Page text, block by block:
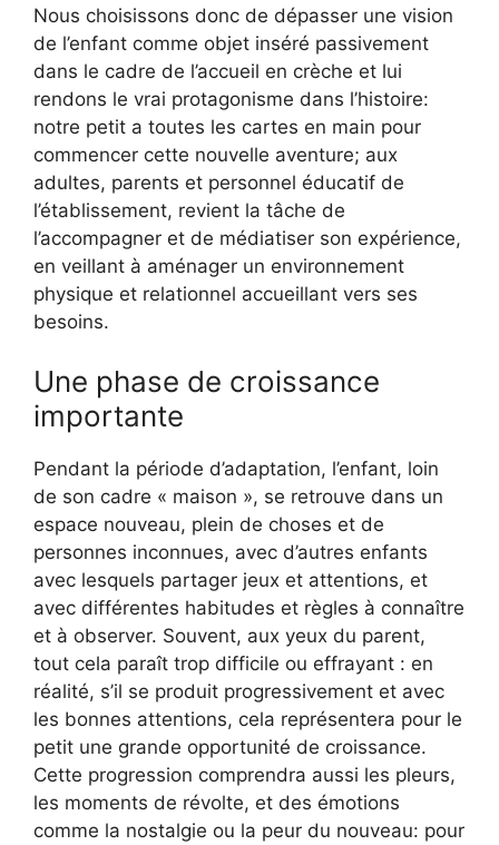
Nous choisissons donc de dépasser une vision
de l’enfant comme objet inséré passivement
dans le cadre de l’accueil en crèche et lui
rendons le vrai protagonisme dans l’histoire:
notre petit a toutes les cartes en main pour
commencer cette nouvelle aventure; aux
adultes, parents et personnel éducatif de
l’établissement, revient la tâche de
l’accompagner et de médiatiser son expérience,
en veillant à aménager un environnement
physique et relationnel accueillant vers ses
besoins.
Une phase de croissance
importante
Pendant la période d’adaptation, l’enfant, loin
de son cadre « maison », se retrouve dans un
espace nouveau, plein de choses et de
personnes inconnues, avec d’autres enfants
avec lesquels partager jeux et attentions, et
avec différentes habitudes et règles à connaître
et à observer. Souvent, aux yeux du parent,
tout cela paraît trop difficile ou effrayant : en
réalité, s’il se produit progressivement et avec
les bonnes attentions, cela représentera pour le
petit une grande opportunité de croissance.
Cette progression comprendra aussi les pleurs,
les moments de révolte, et des émotions
comme la nostalgie ou la peur du nouveau: pour